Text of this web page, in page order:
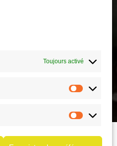
Toujours activé
de fertilisants sous